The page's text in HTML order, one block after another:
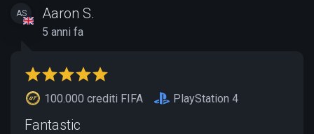
AS Aaron S.
5 anni fa
100.000 crediti FIFA PlayStation 4
Fantastic